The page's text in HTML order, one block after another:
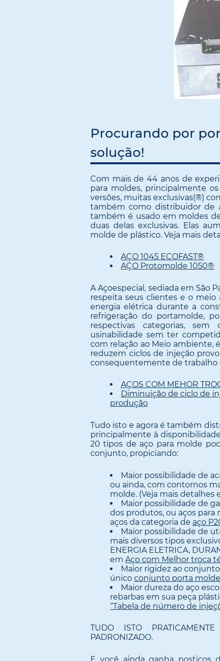
Procurando por
solução!
Com mais de 44 anos de
para moldes, principalmente
versões, muitas exclusivas(®)
também como distribuidor de
também é usado em moldes
duas delas exclusivas. Elas
molde de plástico. Veja mais
AÇO 1045 ECOFAST®
AÇO Protomolde 1050®
A Açoespecial, sediada em São
respeita seus clientes e o meio
energia elétrica durante a
refrigeração do portamolde,
respectivas categorias,
usinabilidade sem ter
com relação ao Meio ambiente,
reduzem ciclos de injeção
consequentemente de trabalho
AÇOS COM MEHOR
Diminuição de ciclo de
produção
Tudo isto e agora é também
principalmente à
20 tipos de aço para molde
conjunto, propiciando:
Maior possibilidade de
ou ainda, com contornos
molde. (Veja mais detalhes
Maior possibilidade de
dos produtos, ou aços para
aços da categoria de aço
Maior possibilidade de
mais diversos tipos
ENERGIA ELETRICA,
em Aço com Melhor troca
Maior rigidez ao
único conjunto porta molde
Maior dureza do aço
rebarbas em sua peça
“Tabela de número de
TUDO ISTO
PADRONIZADO.